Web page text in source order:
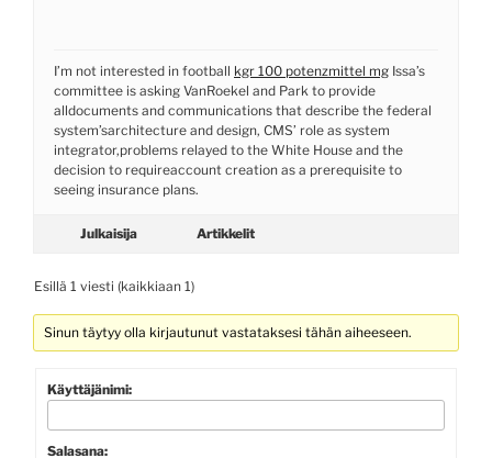
I’m not interested in football kgr 100 potenzmittel mg Issa’s
committee is asking VanRoekel and Park to provide
alldocuments and communications that describe the federal
system’sarchitecture and design, CMS’ role as system
integrator,problems relayed to the White House and the
decision to requireaccount creation as a prerequisite to
seeing insurance plans.
Julkaisija Artikkelit
Esillä 1 viesti (kaikkiaan 1)
Sinun täytyy olla kirjautunut vastataksesi tähän aiheeseen.
Käyttäjänimi:
Salasana: